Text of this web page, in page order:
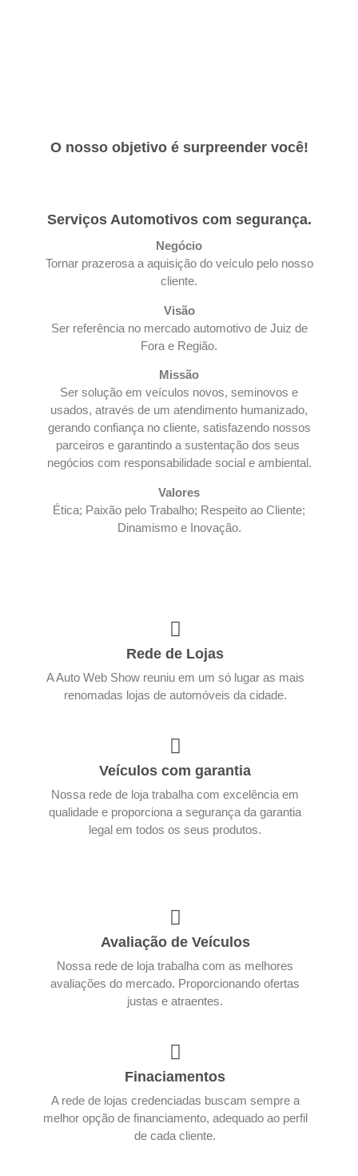
O nosso objetivo é surpreender você!
Serviços Automotivos com segurança.
Negócio
Tornar prazerosa a aquisição do veículo pelo nosso
cliente.
Visão
Ser referência no mercado automotivo de Juiz de
Fora e Região.
Missão
Ser solução em veículos novos, seminovos e
usados, através de um atendimento humanizado,
gerando confiança no cliente, satisfazendo nossos
parceiros e garantindo a sustentação dos seus
negócios com responsabilidade social e ambiental.
Valores
Ética; Paixão pelo Trabalho; Respeito ao Cliente;
Dinamismo e Inovação.
Rede de Lojas
A Auto Web Show reuniu em um só lugar as mais
renomadas lojas de automóveis da cidade.
Veículos com garantia
Nossa rede de loja trabalha com excelência em
qualidade e proporciona a segurança da garantia
legal em todos os seus produtos.
Avaliação de Veículos
Nossa rede de loja trabalha com as melhores
avaliações do mercado. Proporcionando ofertas
justas e atraentes.
Finaciamentos
A rede de lojas credenciadas buscam sempre a
melhor opção de financiamento, adequado ao perfil
de cada cliente.